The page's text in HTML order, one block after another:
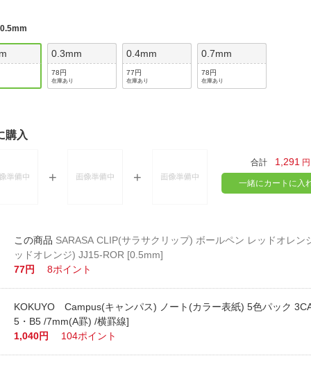
0.5mm
0.3mm
78円
在庫あり
0.4mm
77円
在庫あり
0.7mm
78円
在庫あり
購入
合計 1,291 円
一緒にカートに入
SARASA CLIP(サラサクリップ) ボールペン レッドオレン
ッドオレンジ) JJ15-ROR [0.5mm]
77円
8ポイント
KOKUYO Campus(キャンパス) ノート(カラー表紙) 5色パック
5・B5 /7mm(A罫) /横罫線]
1,040円
104ポイント